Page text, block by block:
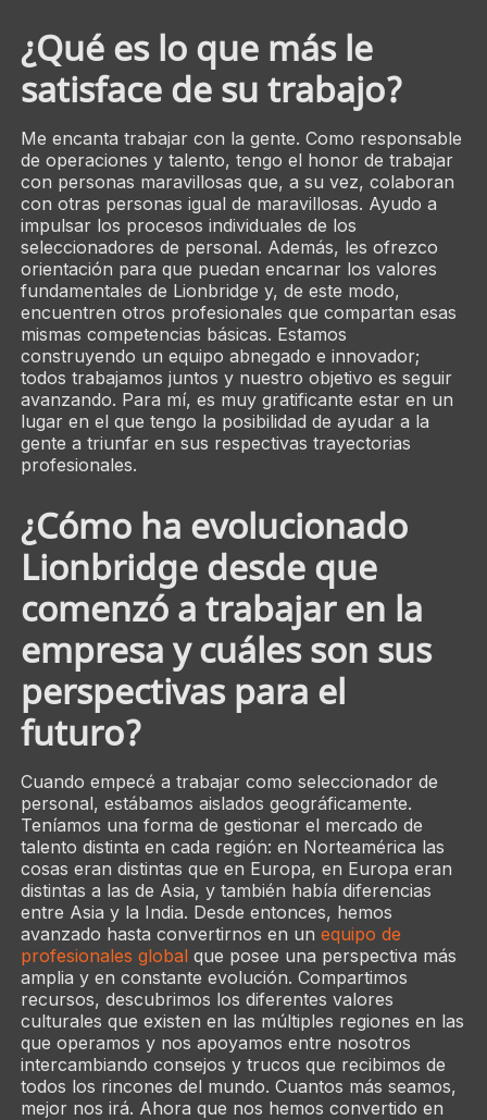
¿Qué es lo que más le
satisface de su trabajo?
Me encanta trabajar con la gente. Como responsable
de operaciones y talento, tengo el honor de trabajar
con personas maravillosas que, a su vez, colaboran
con otras personas igual de maravillosas. Ayudo a
impulsar los procesos individuales de los
seleccionadores de personal. Además, les ofrezco
orientación para que puedan encarnar los valores
fundamentales de Lionbridge y, de este modo,
encuentren otros profesionales que compartan esas
mismas competencias básicas. Estamos
construyendo un equipo abnegado e innovador;
todos trabajamos juntos y nuestro objetivo es seguir
avanzando. Para mí, es muy gratificante estar en un
lugar en el que tengo la posibilidad de ayudar a la
gente a triunfar en sus respectivas trayectorias
profesionales.
¿Cómo ha evolucionado
Lionbridge desde que
comenzó a trabajar en la
empresa y cuáles son sus
perspectivas para el
futuro?
Cuando empecé a trabajar como seleccionador de
personal, estábamos aislados geográficamente.
Teníamos una forma de gestionar el mercado de
talento distinta en cada región: en Norteamérica las
cosas eran distintas que en Europa, en Europa eran
distintas a las de Asia, y también había diferencias
entre Asia y la India. Desde entonces, hemos
avanzado hasta convertirnos en un equipo de
profesionales global que posee una perspectiva más
amplia y en constante evolución. Compartimos
recursos, descubrimos los diferentes valores
culturales que existen en las múltiples regiones en las
que operamos y nos apoyamos entre nosotros
intercambiando consejos y trucos que recibimos de
todos los rincones del mundo. Cuantos más seamos,
mejor nos irá. Ahora que nos hemos convertido en